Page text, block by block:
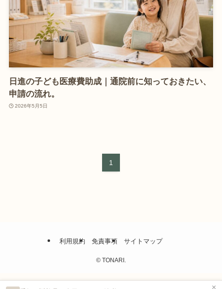
日進の子ども医療費助成｜通院前に知っておきたい、
申請の流れ。
2026年5月5日
1
利用規約 免責事項 サイトマップ
© TONARI.
×